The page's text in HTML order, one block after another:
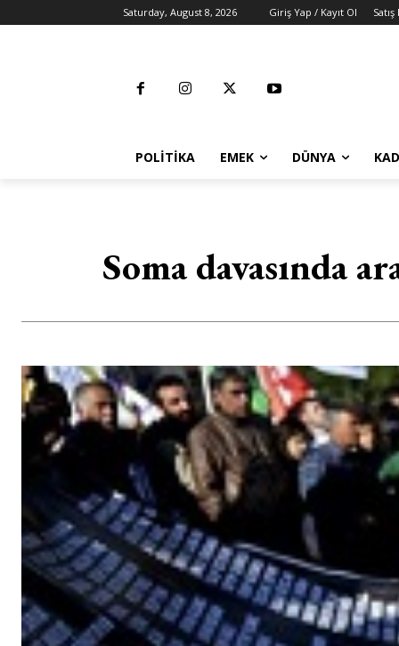
Saturday, August 8, 2026 Giriş Yap / Kayıt Ol
POLITIKA EMEK DÜNYA
Soma davasında